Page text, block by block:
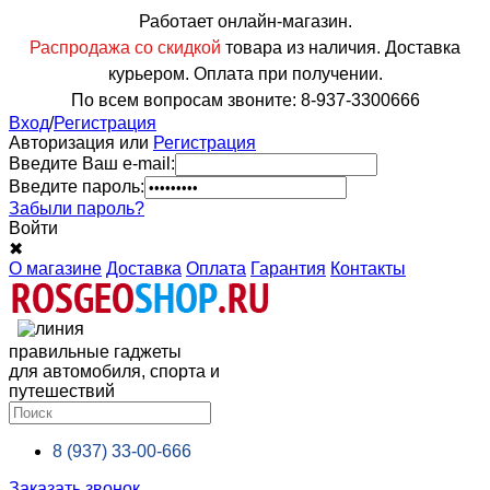
Работает онлайн-магазин.
Распродажа со скидкой товара из наличия. Доставка
курьером. Оплата при получении.
По всем вопросам звоните: 8-937-3300666
Вход/Регистрация
Авторизация или Регистрация
Введите Ваш e-mail:
Введите пароль:
Забыли пароль?
Войти
✖
О магазине Доставка Оплата Гарантия Контакты
правильные гаджеты
для автомобиля, спорта и
путешествий
8 (937) 33-00-666